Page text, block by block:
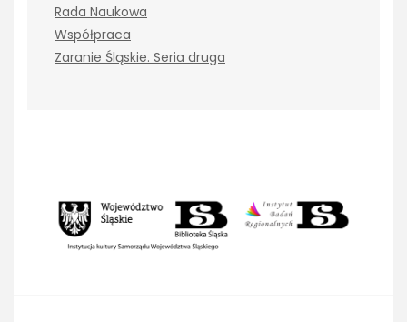
Rada Naukowa
Współpraca
Zaranie Śląskie. Seria druga